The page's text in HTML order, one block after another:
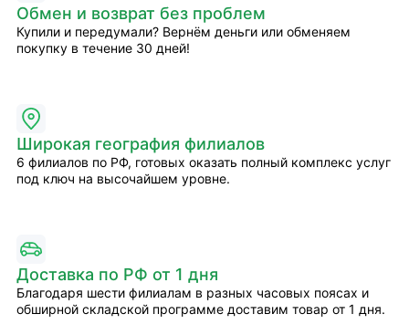
Обмен и возврат без проблем
Купили и передумали? Вернём деньги или обменяем
покупку в течение 30 дней!
Широкая география филиалов
6 филиалов по РФ, готовых оказать полный комплекс услуг
под ключ на высочайшем уровне.
Доставка по РФ от 1 дня
Благодаря шести филиалам в разных часовых поясах и
обширной складской программе доставим товар от 1 дня.